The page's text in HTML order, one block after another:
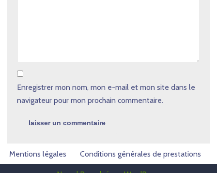
Enregistrer mon nom, mon e-mail et mon site dans le
navigateur pour mon prochain commentaire.
Mentions légales Conditions générales de prestations